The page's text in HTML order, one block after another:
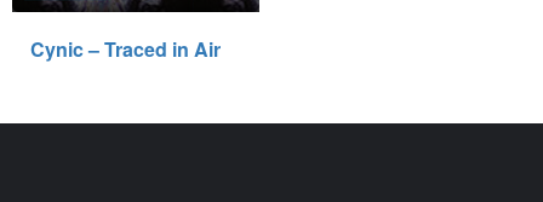
Cynic – Traced in Air